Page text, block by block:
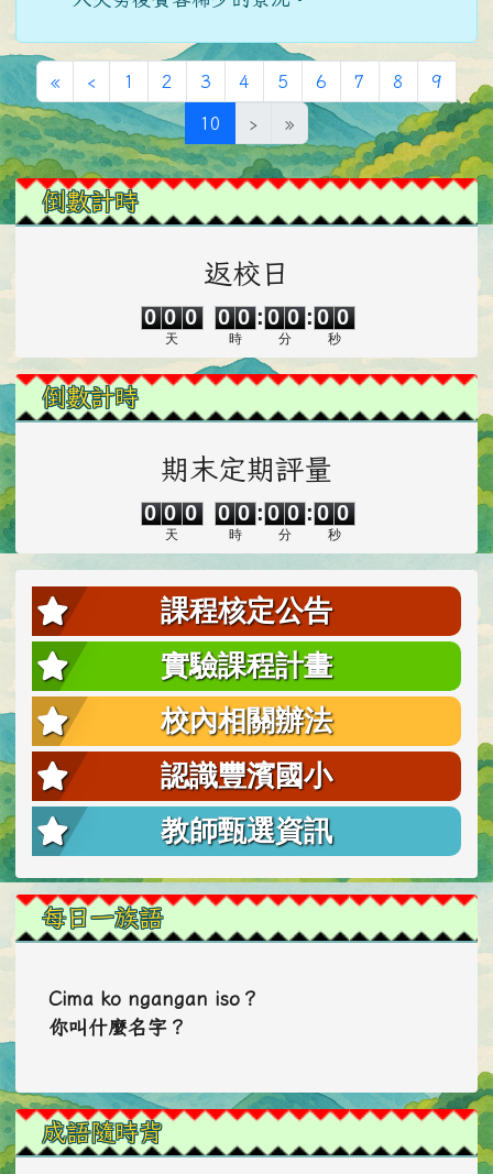
«第一頁
‹ 上一頁
1 2 3 4 5 6 7 8 9
10 (目前頁次)
› »
左邊區域內容
倒數計時
返校日
0 0 0
天
0
0
0
0
時
:
0
0 0
分
: 0 0
秒
倒數計時
期末定期評量
0
0
0
0
0
天
0
0
0
0
時
:
0
0
0
0
分
:
0
0 0
秒
課程核定公告
實驗課程計畫
校內相關辦法
認識豐濱國小
教師甄選資訊
每日一族語
Cima ko ngangan iso？
你叫什麼名字？
成語隨時背